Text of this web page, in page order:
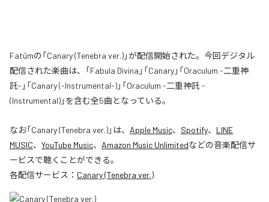
Fatümの「Canary (Tenebra ver.)」が配信開始された。今回デジタル
配信された楽曲は、「Fabula Divina」「Canary」「Oraculum -二重神
託-」「Canary (-Instrumental-)」「Oraculum -二重神託 -
(Instrumental)」を含む全5曲となっている。
なお「Canary (Tenebra ver.)」は、 Apple Music、 Spotify、 LINE
MUSIC、 YouTube Music、 Amazon Music Unlimitedなどの音楽配信サ
ービスで聴くことができる。
各配信サービス： Canary (Tenebra ver.)